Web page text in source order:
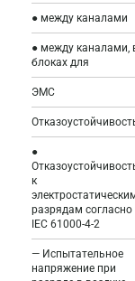
● между каналами
● между каналами,
блоках для
ЭМС
●
к
разрядам согласно
IEC 61000-4-2
— Испытательное
напряжение при